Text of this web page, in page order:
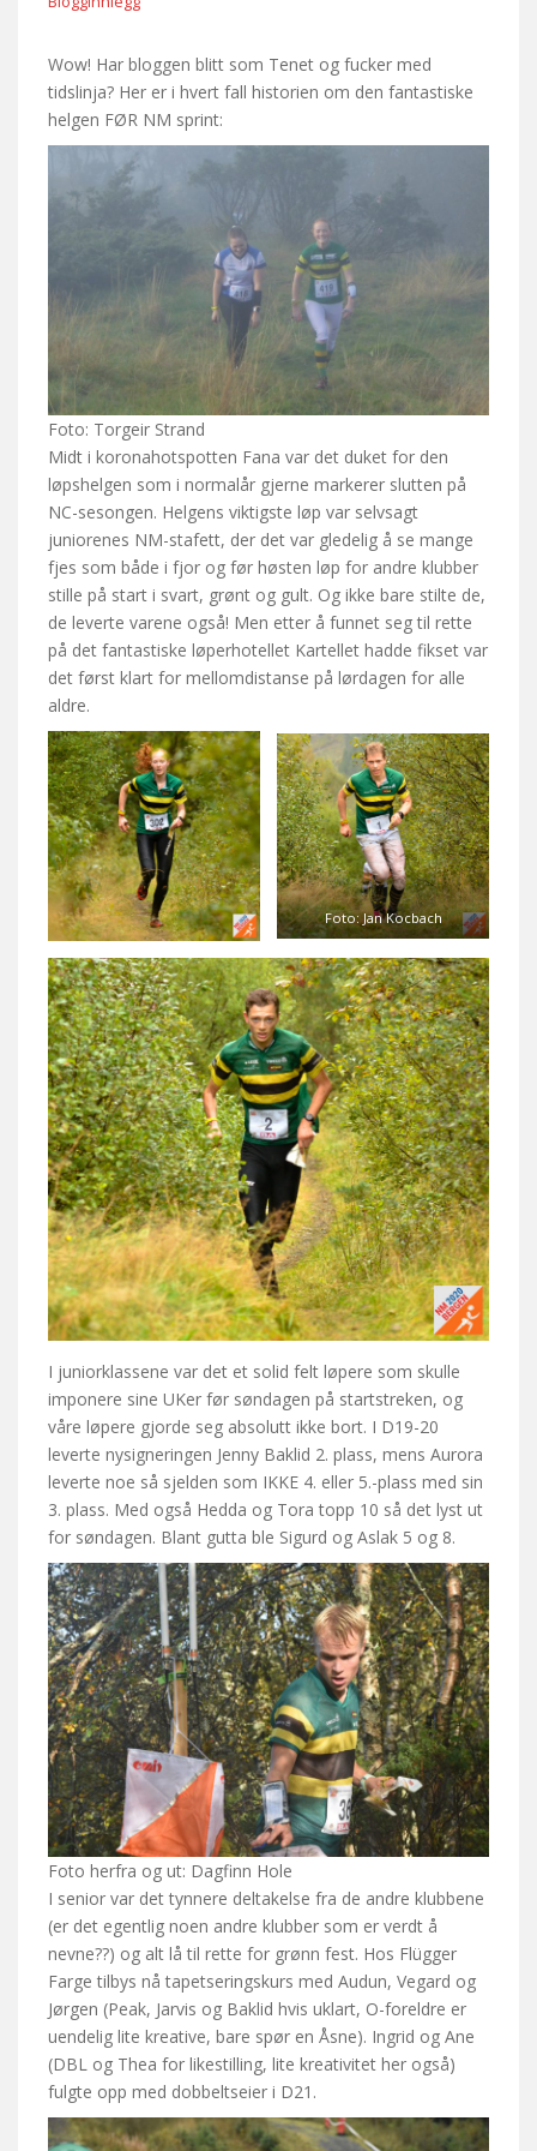
Wow! Har bloggen blitt som Tenet og fucker med
tidslinja? Her er i hvert fall historien om den fantastiske
helgen FØR NM sprint:
Foto: Torgeir Strand
Midt i koronahotspotten Fana var det duket for den
løpshelgen som i normalår gjerne markerer slutten på
NC-sesongen. Helgens viktigste løp var selvsagt
juniorenes NM-stafett, der det var gledelig å se mange
fjes som både i fjor og før høsten løp for andre klubber
stille på start i svart, grønt og gult. Og ikke bare stilte de,
de leverte varene også! Men etter å funnet seg til rette
på det fantastiske løperhotellet Kartellet hadde fikset var
det først klart for mellomdistanse på lørdagen for alle
aldre.
Foto: Jan Kocbach
I juniorklassene var det et solid felt løpere som skulle
imponere sine UKer før søndagen på startstreken, og
våre løpere gjorde seg absolutt ikke bort. I D19-20
leverte nysigneringen Jenny Baklid 2. plass, mens Aurora
leverte noe så sjelden som IKKE 4. eller 5.-plass med sin
3. plass. Med også Hedda og Tora topp 10 så det lyst ut
for søndagen. Blant gutta ble Sigurd og Aslak 5 og 8.
Foto herfra og ut: Dagfinn Hole
I senior var det tynnere deltakelse fra de andre klubbene
(er det egentlig noen andre klubber som er verdt å
nevne??) og alt lå til rette for grønn fest. Hos Flügger
Farge tilbys nå tapetseringskurs med Audun, Vegard og
Jørgen (Peak, Jarvis og Baklid hvis uklart, O-foreldre er
uendelig lite kreative, bare spør en Åsne). Ingrid og Ane
(DBL og Thea for likestilling, lite kreativitet her også)
fulgte opp med dobbeltseier i D21.